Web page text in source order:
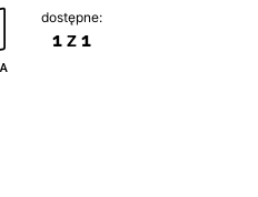
dostępne:
1 z 1